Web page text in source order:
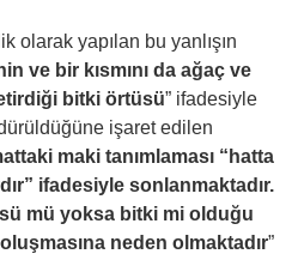
olarak yapılan bu yanlışın
ve bir kısmını da ağaç ve
bitki örtüsü” ifadesiyle
işaret edilen
maki tanımlaması “hatta
ifadesiyle sonlanmaktadır.
mü yoksa bitki mi olduğu
neden olmaktadır”